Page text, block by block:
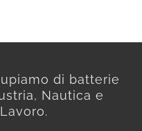
di batterie
Nautica e